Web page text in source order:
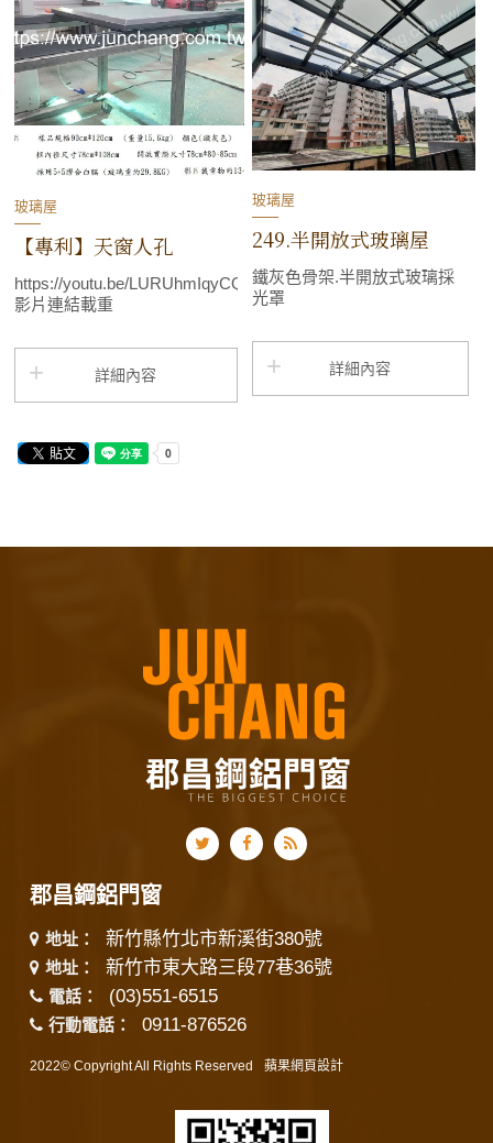
玻璃屋
【專利】天窗人孔
https://youtu.be/LURUhmIqyCQ
影片連結載重
詳細內容
玻璃屋
249.半開放式玻璃屋
鐵灰色骨架.半開放式玻璃採
光罩
詳細內容
郡昌鋼鋁門窗
地址： 新竹縣竹北市新溪街380號
地址： 新竹市東大路三段77巷36號
電話： (03)551-6515
行動電話： 0911-876526
2022© Copyright All Rights Reserved 蘋果網頁設計